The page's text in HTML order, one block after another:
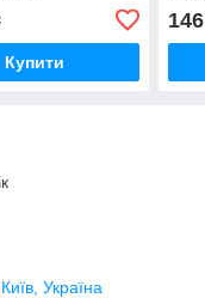
Купити
146
Україна